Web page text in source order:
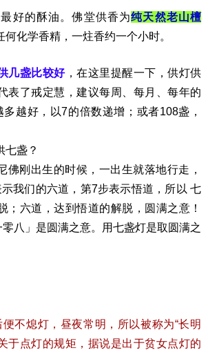
好的酥油。佛堂供香为纯天然老山檀
何化学香精，一炷香约一个小时。
几盏比较好，在这里提醒一下，供灯供
表了戒定慧，建议每周、每月、每年的
越好，以7的倍数递增；或者108盏，
七盏？
出生的时候，一出生就落地行走，
我们的六道，第7步表示悟道，所以 七
六道，达到悟道的解脱，圆满之意！
八」是圆满之意。用七盏灯是取圆满之
不熄灯，昼夜常明，所以被称为“长明
于点灯的规矩，据说是出于贫女点灯的